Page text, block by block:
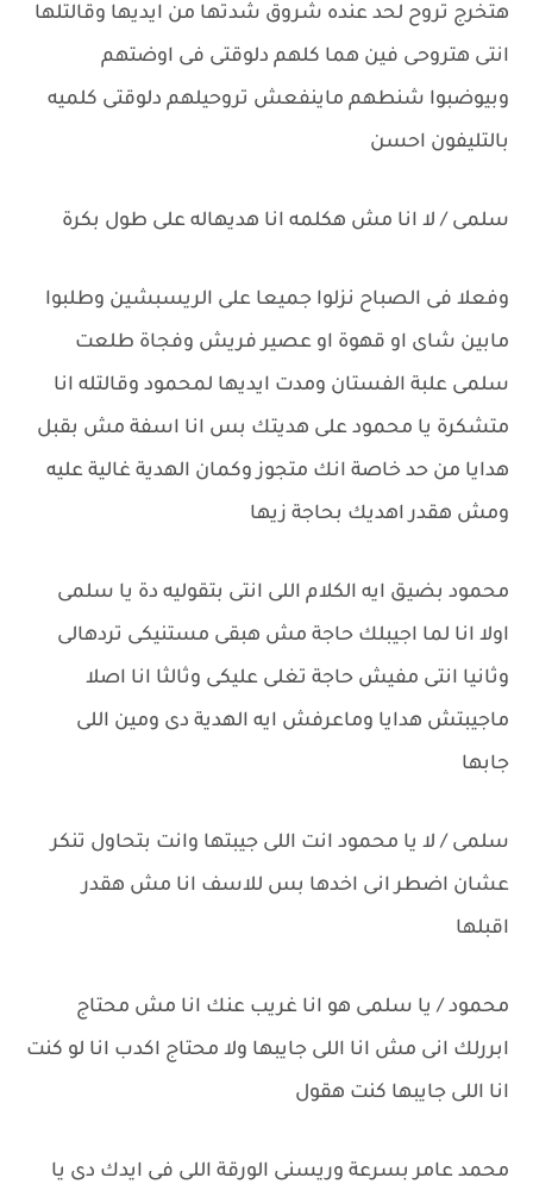
هتخرج تروح لحد عنده شروق شدتها من ايديها وقالتلها
انتى هتروحى فين هما كلهم دلوقتى فى اوضتهم
وبيوضبوا شنطهم ماينفعش تروحيلهم دلوقتى كلميه
بالتليفون احسن
سلمى / لا انا مش هكلمه انا هديهاله على طول بكرة
وفعلا فى الصباح نزلوا جميعا على الريسبشين وطلبوا
مابين شاى او قهوة او عصير فريش وفجاة طلعت
سلمى علبة الفستان ومدت ايديها لمحمود وقالتله انا
متشكرة يا محمود على هديتك بس انا اسفة مش بقبل
هدايا من حد خاصة انك متجوز وكمان الهدية غالية عليه
ومش هقدر اهديك بحاجة زيها
محمود بضيق ايه الكلام اللى انتى بتقوليه دة يا سلمى
اولا انا لما اجيبلك حاجة مش هبقى مستنيكى تردهالى
وثانيا انتى مفيش حاجة تغلى عليكى وثالثا انا اصلا
ماجيبتش هدايا وماعرفش ايه الهدية دى ومين اللى
جابها
سلمى / لا يا محمود انت اللى جيبتها وانت بتحاول تنكر
عشان اضطر انى اخدها بس للاسف انا مش هقدر
اقبلها
محمود / يا سلمى هو انا غريب عنك انا مش محتاج
ابررلك انى مش انا اللى جايبها ولا محتاج اكدب انا لو كنت
انا اللى جايبها كنت هقول
محمد عامر بسرعة وريسنى الورقة اللى فى ايدك دى يا